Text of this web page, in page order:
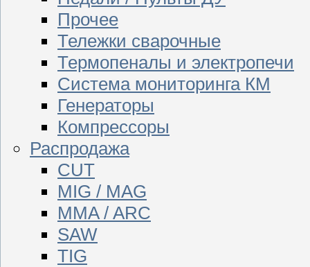
Прочее
Тележки сварочные
Термопеналы и электропечи
Система мониторинга КМ
Генераторы
Компрессоры
Распродажа
CUT
MIG / MAG
MMA / ARC
SAW
TIG